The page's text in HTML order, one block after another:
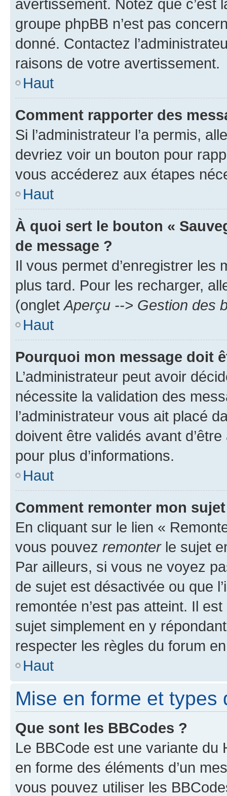
avertissement. Notez que c’est
groupe phpBB n’est pas
donné. Contactez
raisons de votre avertissement.
Haut
Comment rapporter des
Si l’administrateur l’a permis,
devriez voir un bouton pour
vous accéderez aux étapes
Haut
À quoi sert le bouton «
de message ?
Il vous permet d’enregistrer
plus tard. Pour les recharger,
(onglet Aperçu --> Gestion des
Haut
Pourquoi mon message doit
L’administrateur peut avoir
nécessite la validation des
l’administrateur vous ait placé
doivent être validés avant
pour plus d’informations.
Haut
Comment remonter mon
En cliquant sur le lien «
vous pouvez remonterle sujet
Par ailleurs, si vous ne voyez
de sujet est désactivée ou que
remontée n’est pas atteint. Il
sujet simplement en y
respecter les règles du forum
Haut
Mise en forme et types
Que sont les BBCodes ?
Le BBCode est une variante du
en forme des éléments d’un
vous pouvez utiliser les